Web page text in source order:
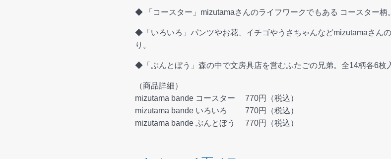
◆ 「コースター」mizutamaさんのライフワークでもある コースター柄
◆「いろいろ」パンツやお花、イチゴやうさちゃんなどmizutamaさん
り。
◆「ぶんとぼう」森の中で文房具店を営むふたごの兄弟。全14柄各6枚
（商品詳細）
mizutama bande コースター 770円（税込）
mizutama bande いろいろ 770円（税込）
mizutama bande ぶんとぼう 770円（税込）